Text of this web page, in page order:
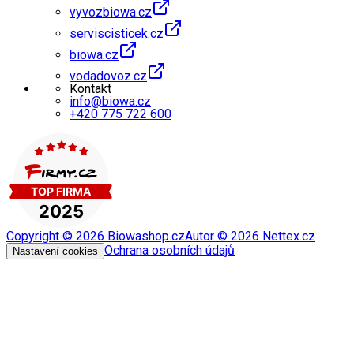
vyvozbiowa.cz
serviscisticek.cz
biowa.cz
vodadovoz.cz
Kontakt
info@biowa.cz
+420 775 722 600
Copyright © 2026 Biowashop.czAutor © 2026 Nettex.cz
Nastavení cookies Ochrana osobních údajů